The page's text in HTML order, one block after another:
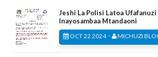
Jeshi La Polisi Latoa
Inayosambaa Mtandaoni
OCT 22 2024- MICHUZI